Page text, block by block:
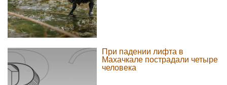
При падении лифта в
Махачкале пострадали четыре
человека